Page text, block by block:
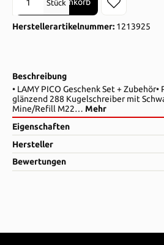
Stück
Herstellerartikelnummer: 1213925
Beschreibung
• LAMY PICO Geschenk Set +
glänzend 288 Kugelschreiber mit
Mine/Refill M22… Mehr
Eigenschaften
Hersteller
Bewertungen